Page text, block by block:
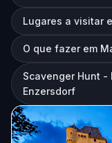
Lugares a visitar
O que fazer em
Scavenger Hunt
Enzersdorf